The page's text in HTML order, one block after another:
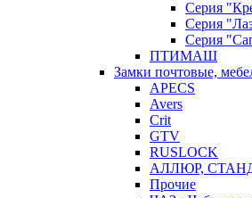
Серия
Серия
Серия
ПТИМАШ
Замки почтовые,
APECS
Avers
Crit
GTV
RUSLOCK
АЛЛЮР,
Прочие